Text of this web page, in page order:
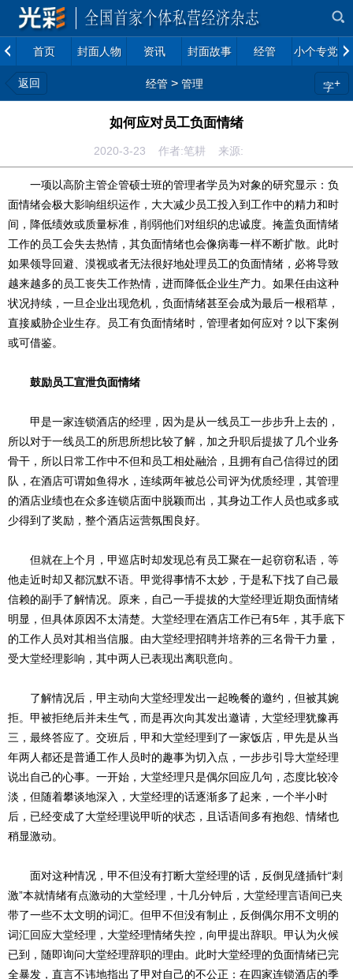
首页 封面人物 资讯 封面故事 经管 小个专党建
返回 经管 > 管理 字+
如何应对员工负面情绪
2020-3-23 作者:笔耕 来源:
一项以高阶主管企管硕士班的管理者学员为对象的研究显示：负
面情绪会极大影响组织运作，大大减少员工投入到工作中的精力和时
间，降低绩效或质量标准，削弱他们对组织的忠诚度。掩盖负面情绪
工作的员工会失去热情，其负面情绪也会像病毒一样不断扩散。此时
如果领导回避、漠视或者无法很好地处理员工的负面情绪，必将导致
越来越多的员工丧失工作热情，进而降低企业生产力。如果任由这种
状况持续，一旦企业出现危机，负面情绪甚至会成为最后一根稻草，
直接威胁企业生存。员工有负面情绪时，管理者如何应对？以下案例
或可借鉴。
鼓励员工宣泄负面情绪
甲是一家连锁酒店的经理，因为是从一线员工一步步升上去的，
所以对于一线员工的所思所想比较了解，加之升职后提拔了几个业务
骨干，所以日常工作中不但和员工相处融洽，且拥有自己信得过的团
队，在酒店可谓如鱼得水，连续两年被总公司评为优质经理，其管理
的酒店业绩也在众多连锁店面中脱颖而出，其身边工作人员也或多或
少得到了奖励，整个酒店运营氛围良好。
但就在上个月，甲巡店时却发现总有员工聚在一起窃窃私语，等
他走近时却又都沉默不语。甲觉得事情不太妙，于是私下找了自己最
信赖的副手了解情况。原来，自己一手提拔的大堂经理近期负面情绪
明显，但具体原因不太清楚。大堂经理在酒店工作已有5年，其手底下
的工作人员对其相当信服。由大堂经理招聘并培养的三名骨干力量，
受大堂经理影响，其中两人已表现出离职意向。
了解情况后，甲主动向大堂经理发出一起晚餐的邀约，但被其婉
拒。甲被拒绝后并未生气，而是再次向其发出邀请，大堂经理犹豫再
三，最终答应了。交班后，甲和大堂经理到了一家饭店，甲先是从当
年两人都还是普通工作人员时的趣事为切入点，一步步引导大堂经理
说出自己的心事。一开始，大堂经理只是偶尔回应几句，态度比较冷
淡，但随着攀谈地深入，大堂经理的话逐渐多了起来，一个半小时
后，已经变成了大堂经理说甲听的状态，且话语间多有抱怨、情绪也
稍显激动。
面对这种情况，甲不但没有打断大堂经理的话，反倒见缝插针“刺
激”本就情绪有点激动的大堂经理，十几分钟后，大堂经理言语间已夹
带了一些不太文明的词汇。但甲不但没有制止，反倒偶尔用不文明的
词汇回应大堂经理，大堂经理情绪失控，向甲提出辞职。甲认为火候
已到，随即询问大堂经理辞职的理由。此时大堂经理的负面情绪已完
全暴发，直言不讳地指出了甲对自己的不公正：在四家连锁酒店的季